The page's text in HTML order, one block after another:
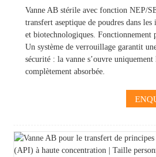
Vanne AB stérile avec fonction NEP/
transfert aseptique de poudres dans
et biotechnologiques. Fonctionnement
Un système de verrouillage garantit
sécurité : la vanne s’ouvre uniquement
complètement absorbée.